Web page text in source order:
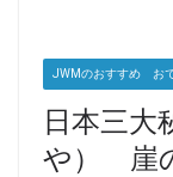
JWMのおすすめ お
日本三
や） 崖